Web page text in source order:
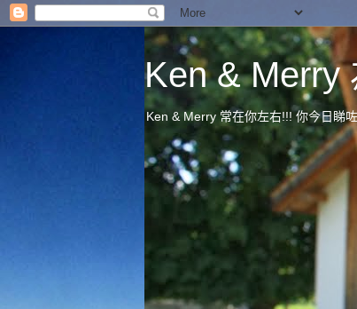
Ken & Merry
Ken & Merry 常在你左右!!! 你今日睇